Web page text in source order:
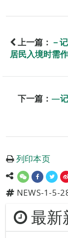
上一篇： －
居民入境时需
下一篇： —记
列印本页
NEWS-1-5-
最新